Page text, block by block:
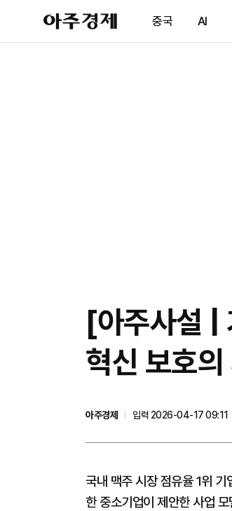
아
주
제
중국 AI
[아주사설 |
혁신 보호
아주경제
입력 2026-04-17 09:11
국내 맥주 시장 점유율 1위
한 중소기업이 제안한 사업